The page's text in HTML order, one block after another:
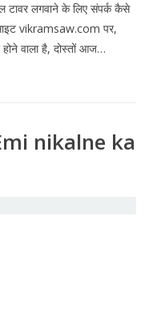
लगवाने के लिए संपर्क कैसे
vikramsaw.com पर,
वाला है, दोस्तों आज…
nikalne ka